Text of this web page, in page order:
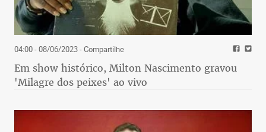
04:00 - 08/06/2023- Compartilhe
Em show histórico, Milton Nascimento gravou
'Milagre dos peixes' ao vivo